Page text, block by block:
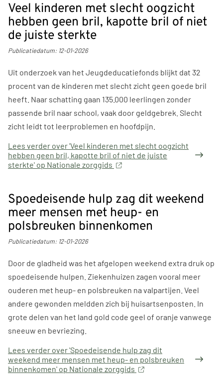
Veel kinderen met slecht oogzicht
hebben geen bril, kapotte bril of niet
de juiste sterkte
Publicatiedatum: 12-01-2026
Uit onderzoek van het Jeugdeducatiefonds blijkt dat 32
procent van de kinderen met slecht zicht geen goede bril
heeft. Naar schatting gaan 135.000 leerlingen zonder
passende bril naar school, vaak door geldgebrek. Slecht
zicht leidt tot leerproblemen en hoofdpijn.
Lees verder over 'Veel kinderen met slecht oogzicht
hebben geen bril, kapotte bril of niet de juiste
sterkte' op Nationale zorggids
Spoedeisende hulp zag dit weekend
meer mensen met heup- en
polsbreuken binnenkomen
Publicatiedatum: 12-01-2026
Door de gladheid was het afgelopen weekend extra druk op
spoedeisende hulpen. Ziekenhuizen zagen vooral meer
ouderen met heup- en polsbreuken na valpartijen. Veel
andere gewonden meldden zich bij huisartsenposten. In
grote delen van het land gold code geel of oranje vanwege
sneeuw en bevriezing.
Lees verder over 'Spoedeisende hulp zag dit
weekend meer mensen met heup- en polsbreuken
binnenkomen' op Nationale zorggids